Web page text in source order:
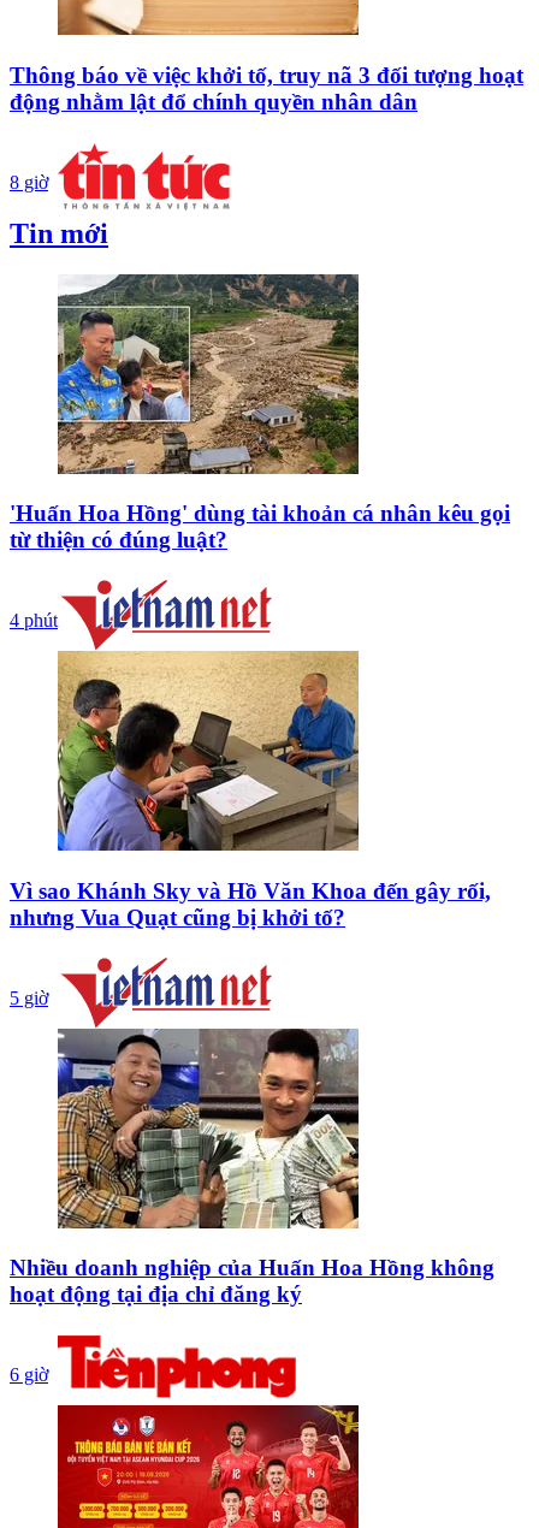
Thông báo về việc khởi tố, truy nã 3 đối tượng hoạt
động nhằm lật đổ chính quyền nhân dân
8 giờ
Tin mới
'Huấn Hoa Hồng' dùng tài khoản cá nhân kêu gọi
từ thiện có đúng luật?
4 phút
Vì sao Khánh Sky và Hồ Văn Khoa đến gây rối,
nhưng Vua Quạt cũng bị khởi tố?
5 giờ
Nhiều doanh nghiệp của Huấn Hoa Hồng không
hoạt động tại địa chỉ đăng ký
6 giờ